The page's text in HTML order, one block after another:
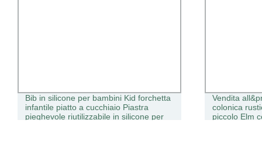
Bib in silicone per bambini Kid forchetta
infantile piatto a cucchiaio Piastra
pieghevole riutilizzabile in silicone per
Vendita
colonica
piccolo Elm